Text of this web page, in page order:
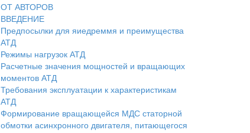
ОТ АВТОРОВ
ВВЕДЕНИЕ
Предпосылки для яиедреммя и преимущества
АТД
Режимы нагрузок АТД
Расчетные значения мощностей и вращающих
моментов АТД
Требования эксплуатации к характеристикам
АТД
Формирование вращающейся МДС статорной
обмотки асинхронного двигателя, питающегося